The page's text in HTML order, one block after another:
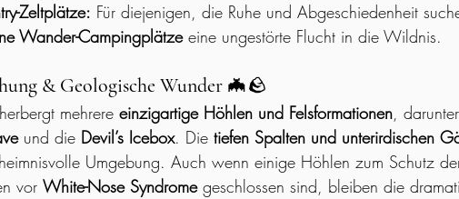
Zeltplätze: Für diejenigen, die Ruhe und Abgeschiedenheit
Wander-Campingplätze eine ungestörte Flucht in die Wildnis.
& Geologische Wunder 🦇🪨
mehrere einzigartige Höhlen und Felsformationen,
und die Devil’s Icebox. Die tiefen Spalten und unterirdischen
Umgebung. Auch wenn einige Höhlen zum Schutz
vor White-Nose Syndrome geschlossen sind, bleiben die